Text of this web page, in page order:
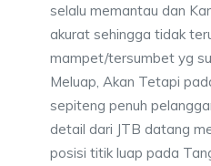
selalu memantau dan
akurat sehingga tidak
mampet/tersumbet yg
Meluap, Akan Tetapi
sepiteng penuh
detail dari JTB datang
posisi titik luap pada